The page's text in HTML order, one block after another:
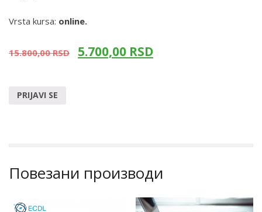
Vrsta kursa: online.
15.800,00RSD 5.700,00 RSD
PRIJAVI SE
Повезани производи